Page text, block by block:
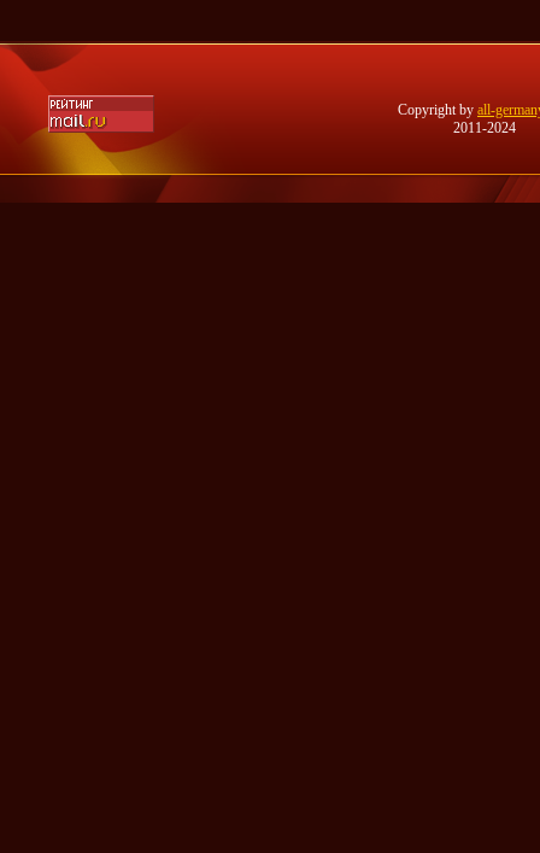
Copyright by all-
2011-2024